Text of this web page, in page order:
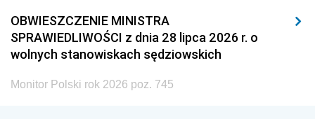
OBWIESZCZENIE MINISTRA
SPRAWIEDLIWOŚCI z dnia 28 lipca 2026 r. o
wolnych stanowiskach sędziowskich
Monitor Polski rok 2026 poz. 745